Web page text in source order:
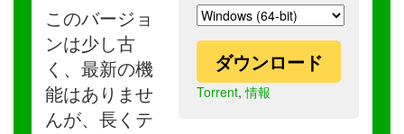
ダウンロード
Torrent,情報
このバージョ
ンは少し古
く、最新の機
能はありませ
んが、長くテ